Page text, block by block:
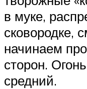
в муке,
сковородке,
начинаем
сторон.
средний.